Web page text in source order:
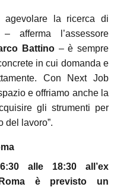
agevolare la ricerca di
afferma l’assessore
Battino– è sempre
in cui domanda e
Con Next Job
e offriamo anche la
gli strumenti per
del lavoro”.
alle 18:30 all’ex
è previsto un